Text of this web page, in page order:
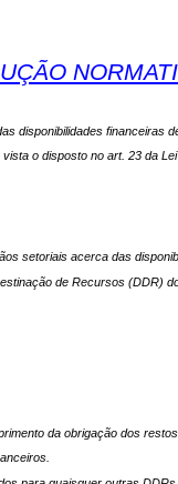
disponibilidades financeiras
o disposto no art. 23 da
setoriais acerca das
de Recursos
da obrigação dos